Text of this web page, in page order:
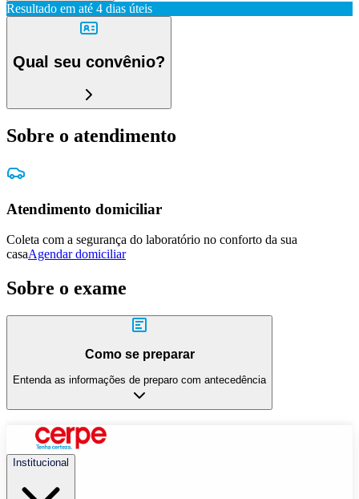
Resultado em até 4 dias úteis
Qual seu convênio?
Sobre o atendimento
Atendimento domiciliar
Coleta com a segurança do laboratório no conforto da sua
casaAgendar domiciliar
Sobre o exame
Como se preparar
Entenda as informações de preparo com antecedência
Institucional